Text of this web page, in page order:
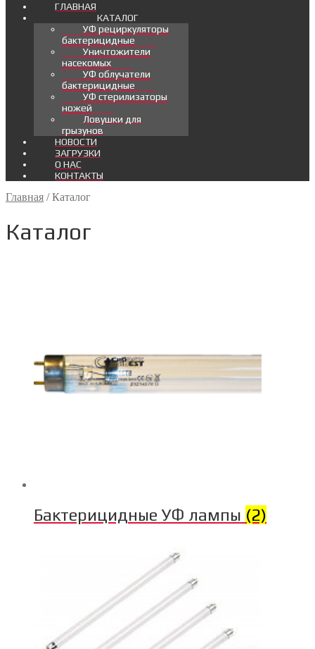
ГЛАВНАЯ
КАТАЛОГ
УФ рециркуляторы
бактерицидные
Уничтожители
насекомых
УФ облучатели
бактерицидные
УФ стерилизаторы
ножей
Ловушки для
грызунов
НОВОСТИ
ЗАГРУЗКИ
О НАС
КОНТАКТЫ
Главная /Каталог
Каталог
Бактерицидные УФ лампы (2)